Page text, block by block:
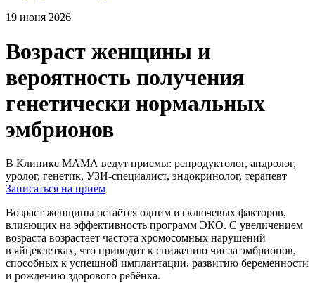
19 июня 2026
Возраст женщины и
вероятность получения
генетически нормальных
эмбрионов
В Клинике МАМА ведут приемы: репродуктолог, андролог,
уролог, генетик, УЗИ-специалист, эндокринолог, терапевт
Записаться на прием
Возраст женщины остаётся одним из ключевых факторов,
влияющих на эффективность программ ЭКО. С увеличением
возраста возрастает частота хромосомных нарушений
в яйцеклетках, что приводит к снижению числа эмбрионов,
способных к успешной имплантации, развитию беременности
и рождению здорового ребёнка.